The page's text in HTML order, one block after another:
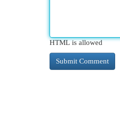
HTML is allowed